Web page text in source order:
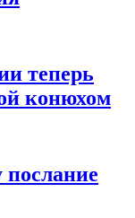
теперь
конюхом